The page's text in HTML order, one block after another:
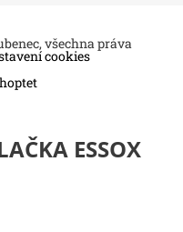
všechna práva
cookies
ESSOX